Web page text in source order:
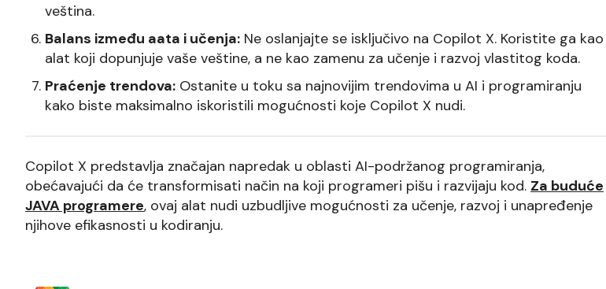
veština.
Balans između aata i učenja: Ne oslanjajte se isključivo na Copilot X. Koristite ga kao
alat koji dopunjuje vaše veštine, a ne kao zamenu za učenje i razvoj vlastitog koda.
Praćenje trendova: Ostanite u toku sa najnovijim trendovima u AI i programiranju
kako biste maksimalno iskoristili mogućnosti koje Copilot X nudi.
Copilot X predstavlja značajan napredak u oblasti AI-podržanog programiranja,
obećavajući da će transformisati način na koji programeri pišu i razvijaju kod. Za buduće
JAVA programere, ovaj alat nudi uzbudljive mogućnosti za učenje, razvoj i unapređenje
njihove efikasnosti u kodiranju.